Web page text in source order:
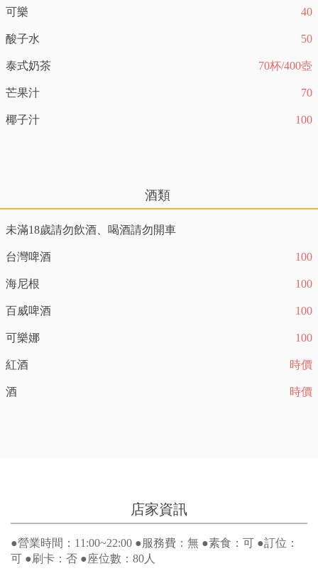
可樂 40
酸子水 50
泰式奶茶 70杯/400壺
芒果汁 70
椰子汁 100
酒類
未滿18歲請勿飲酒、喝酒請勿開車
台灣啤酒 100
海尼根 100
百威啤酒 100
可樂娜 100
紅酒 時價
酒 時價
店家資訊
●營業時間：11:00~22:00 ●服務費：無 ●素食：可 ●訂位：
可 ●刷卡：否 ●座位數：80人